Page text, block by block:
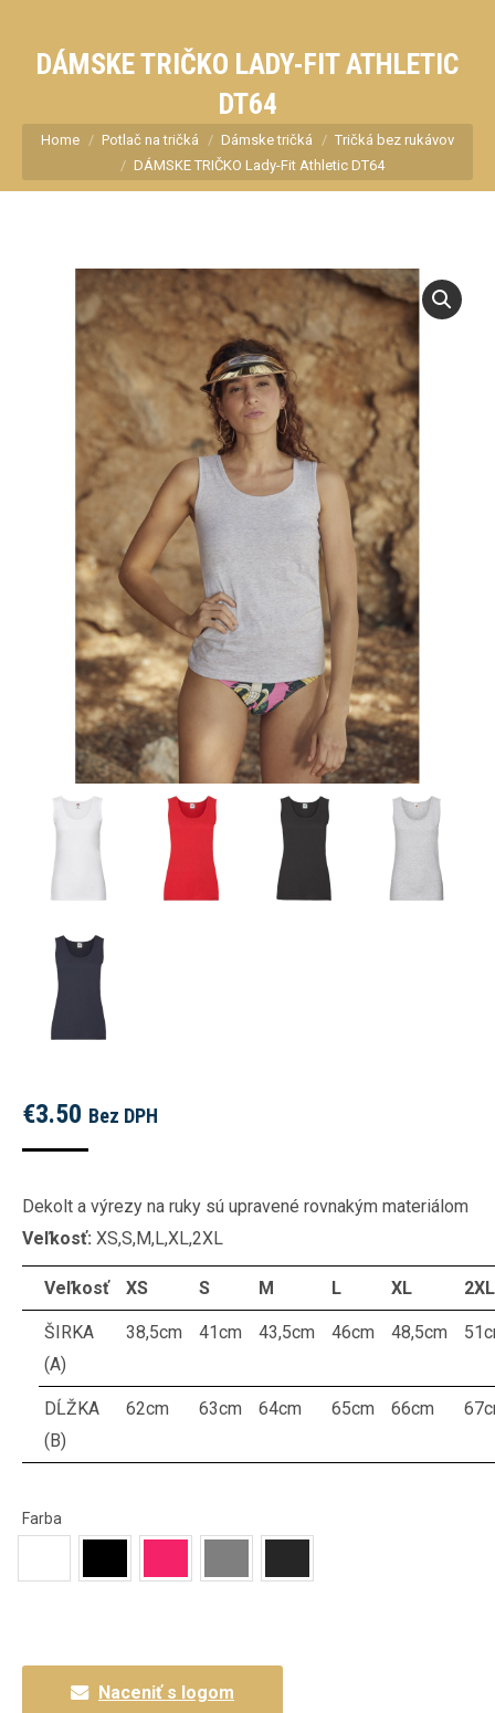
DÁMSKE TRIČKO LADY-FIT ATHLETIC
DT64
You are here:
Home Potlač na tričká Dámske tričká
Tričká bez rukávov
DÁMSKE TRIČKO Lady-Fit Athletic DT64
€3.50 Bez DPH
Dekolt a výrezy na ruky sú upravené rovnakým materiálom
Veľkosť: XS,S,M,L,XL,2XL
Veľkosť XS S M L XL 2XL
ŠIRKA
(A)
38,5cm 41cm 43,5cm 46cm 48,5cm
DĹŽKA
(B)
62cm 63cm 64cm 65cm 66cm
Farba
Naceniť s logom